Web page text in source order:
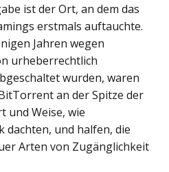
ist der Ort, an dem das
erstmals auftauchte.
Jahren wegen
urheberrechtlich
wurden, waren
an der Spitze der
und Weise, wie
und halfen, die
Arten von Zugänglichkeit